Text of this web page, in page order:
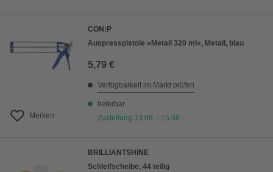
Merken
CON:P
Auspresspistole »Metall 320 ml«, Metall, blau
5,79 €
Verfügbarkeit im Markt prüfen
lieferbar
Zustellung 13.08. - 15.08.
BRILLIANTSHINE
Schleifscheibe, 44 teilig